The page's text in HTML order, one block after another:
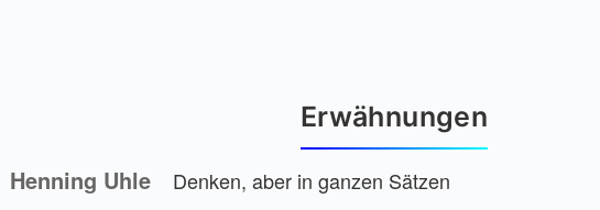
Erwähnungen
Henning Uhle Denken, aber in ganzen Sätzen